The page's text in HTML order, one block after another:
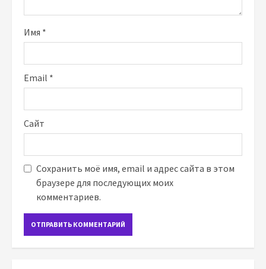
Имя *
Email *
Сайт
Сохранить моё имя, email и адрес сайта в этом
браузере для последующих моих
комментариев.